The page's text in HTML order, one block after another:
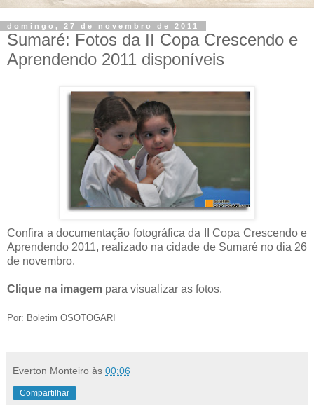
domingo, 27 de novembro de 2011
Sumaré: Fotos da II Copa Crescendo e
Aprendendo 2011 disponíveis
Confira a documentação fotográfica da II Copa Crescendo e
Aprendendo 2011, realizado na cidade de Sumaré no dia 26
de novembro.
Clique na imagem para visualizar as fotos.
Por: Boletim OSOTOGARI
Everton Monteiro às 00:06
Compartilhar